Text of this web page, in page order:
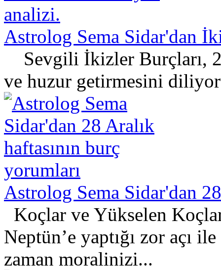
Astrolog Sema Sidar'dan
Sevgili İkizler Burçları,
ve huzur getirmesini
Astrolog Sema Sidar'dan
Koçlar ve Yükselen
Neptün’e yaptığı zor açı
zaman moralinizi...